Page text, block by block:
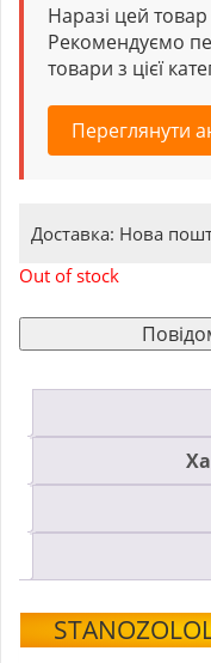
Наразі цей товар
Рекомендуємо
товари з цієї
Переглянути
Доставка: Нова
Out of stock